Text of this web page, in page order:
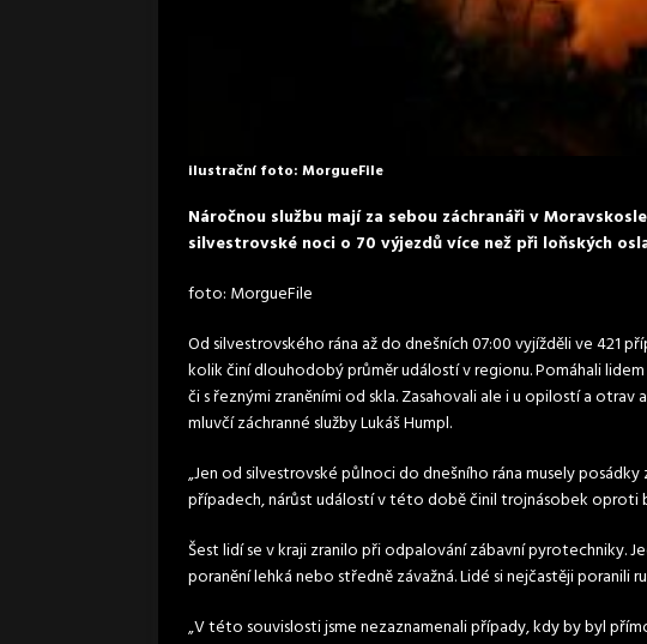
ilustrační foto: MorgueFile
Náročnou službu mají za sebou záchranáři v
silvestrovské noci o 70 výjezdů více než při loňských
foto: MorgueFile
Od silvestrovského rána až do dnešních 07:00 vyjížděli ve 421
kolik činí dlouhodobý průměr událostí v regionu. Pomáhali
či s řeznými zraněními od skla. Zasahovali ale i u opilostí a
mluvčí záchranné služby Lukáš Humpl.
„Jen od silvestrovské půlnoci do dnešního rána musely
případech, nárůst událostí v této době činil trojnásobek oproti
Šest lidí se v kraji zranilo při odpalování zábavní pyrotechniky.
poranění lehká nebo středně závažná. Lidé si nejčastěji poranili
„V této souvislosti jsme nezaznamenali případy, kdy by byl